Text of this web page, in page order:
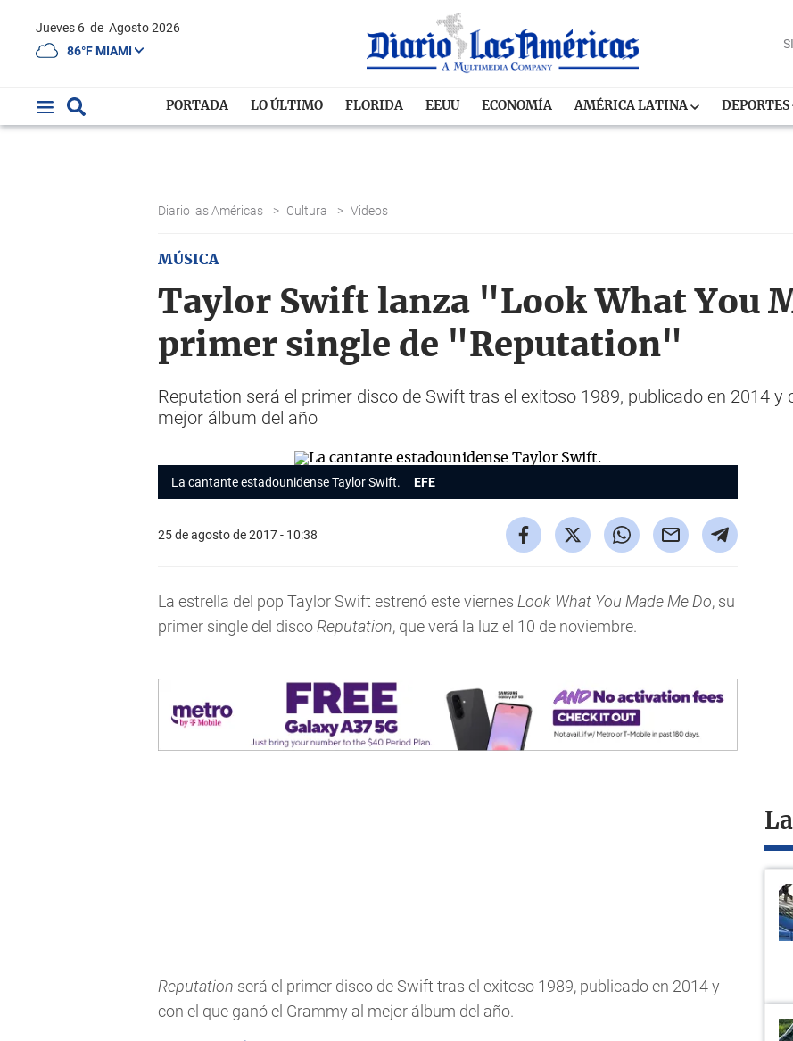
Jueves 6 de Agosto 2026
86°F MIAMI
PORTADA LO ÚLTIMO FLORIDA EEUU ECONOMÍA AMÉRICA LATINA DEPORTES
Diario las Américas > Cultura > Videos
MÚSICA
Taylor Swift lanza "Look What You
primer single de "Reputation"
Reputation será el primer disco de Swift tras el exitoso 1989, publicado en 2014 y
mejor álbum del año
La cantante estadounidense Taylor Swift. EFE
25 de agosto de 2017 - 10:38
La estrella del pop Taylor Swift estrenó este viernes Look What You Made Me Do, su
primer single del discoReputation, que verá la luz el 10 de noviembre.
Reputation será el primer disco de Swift tras el exitoso 1989, publicado en 2014 y
con el que ganó el Grammy al mejor álbum del año.